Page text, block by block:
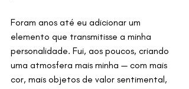
Foram anos até eu adicionar um
elemento que transmitisse a minha
personalidade. Fui, aos poucos, criando
uma atmosfera mais minha — com mais
cor, mais objetos de valor sentimental,